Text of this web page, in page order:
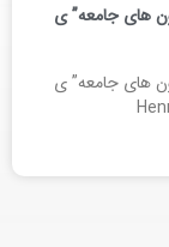
های جامعه” ی
های جامعه” ی